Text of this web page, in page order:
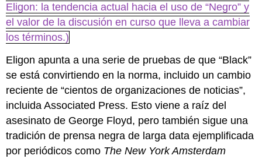
Eligon: la tendencia actual hacia el uso de “Negro” y
el valor de la discusión en curso que lleva a cambiar
los términos.)
Eligon apunta a una serie de pruebas de que “Black”
se está convirtiendo en la norma, incluido un cambio
reciente de “cientos de organizaciones de noticias”,
incluida Associated Press. Esto viene a raíz del
asesinato de George Floyd, pero también sigue una
tradición de prensa negra de larga data ejemplificada
por periódicos como The New York Amsterdam